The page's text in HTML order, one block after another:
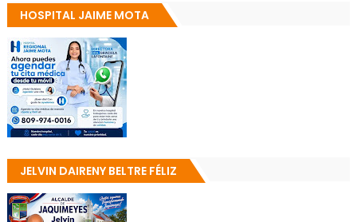
HOSPITAL JAIME MOTA
JELVIN DAIRENY BELTRE FÉLIZ